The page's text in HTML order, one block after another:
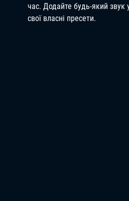
час. Додайте будь-який звук
свої власні пресети.